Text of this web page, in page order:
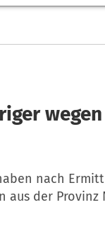
nach
aus der Provinz